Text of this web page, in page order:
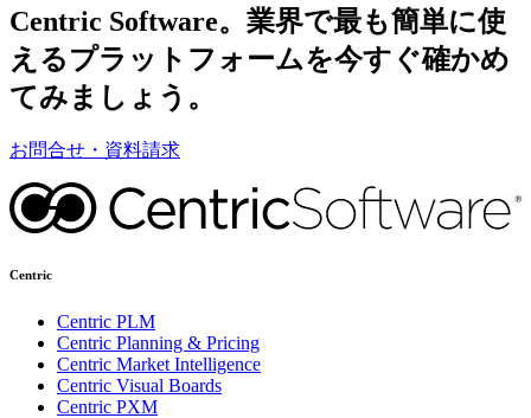
Centric Software。 業界で最も簡単に使
えるプラットフォームを今すぐ確かめ
てみましょう。
お問合せ・資料請求
Centric
Centric PLM
Centric Planning & Pricing
Centric Market Intelligence
Centric Visual Boards
Centric PXM